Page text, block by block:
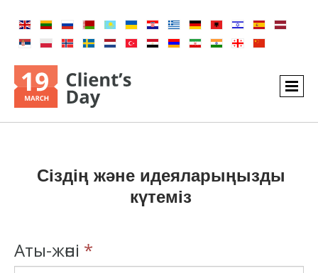
Сіздің және идеяларыңызды
күтеміз
Аты-жөні *